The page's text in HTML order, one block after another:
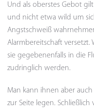
Und als oberstes Gebot
und nicht etwa wild um
Angstschweiß
Alarmbereitschaft versetzt.
sie gegebenenfalls in die
zudringlich werden.
Man kann ihnen aber
zur Seite legen.